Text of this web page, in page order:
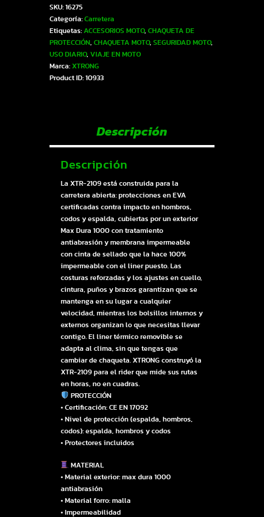
CHAQUETA-
CARRETERA
HOMBRE
NEGRO-
ROJO
L
|
SKU: 16275
Categoría: Carretera
Etiquetas: ACCESORIOS MOTO, CHAQUETA DE
PROTECCIÓN, CHAQUETA MOTO, SEGURIDAD MOTO,
USO DIARIO, VIAJE EN MOTO
Marca: XTRONG
Product ID: 10933
Descripción
Descripción
La XTR-2109 está construida para la
carretera abierta: protecciones en EVA
certificadas contra impacto en hombros,
codos y espalda, cubiertas por un exterior
Max Dura 1000 con tratamiento
antiabrasión y membrana impermeable
con cinta de sellado que la hace 100%
impermeable con el liner puesto. Las
costuras reforzadas y los ajustes en cuello,
cintura, puños y brazos garantizan que se
mantenga en su lugar a cualquier
velocidad, mientras los bolsillos internos y
externos organizan lo que necesitas llevar
contigo. El liner térmico removible se
adapta al clima, sin que tengas que
cambiar de chaqueta. XTRONG construyó la
XTR-2109 para el rider que mide sus rutas
en horas, no en cuadras.
PROTECCIÓN
• Certificación: CE EN 17092
• Nivel de protección (espalda, hombros,
codos): espalda, hombros y codos
• Protectores incluidos
MATERIAL
• Material exterior: max dura 1000
antiabrasión
• Material forro: malla
• Impermeabilidad